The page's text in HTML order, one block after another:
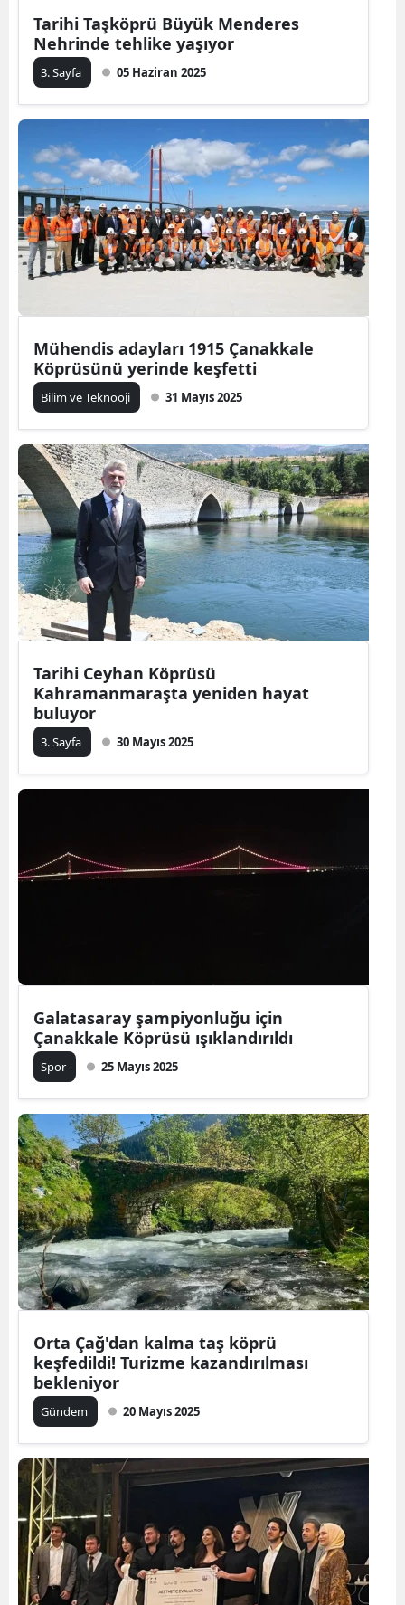
Tarihi Taşköprü Büyük Menderes
Nehrinde tehlike yaşıyor
3. Sayfa 05 Haziran 2025
Mühendis adayları 1915 Çanakkale
Köprüsünü yerinde keşfetti
Bilim ve Teknooji 31 Mayıs 2025
Tarihi Ceyhan Köprüsü
Kahramanmaraşta yeniden hayat
buluyor
3. Sayfa 30 Mayıs 2025
Galatasaray şampiyonluğu için
Çanakkale Köprüsü ışıklandırıldı
Spor 25 Mayıs 2025
Orta Çağ'dan kalma taş köprü
keşfedildi! Turizme kazandırılması
bekleniyor
Gündem 20 Mayıs 2025